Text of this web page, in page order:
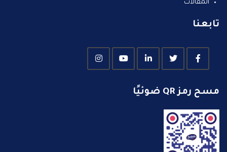
المقالات
تابعنا
مسح رمز QR ضوئيًا